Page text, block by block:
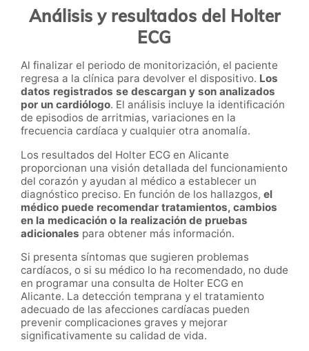
Análisis y resultados del Holter
ECG
Al finalizar el periodo de monitorización, el paciente
regresa a la clínica para devolver el dispositivo. Los
datos registrados se descargan y son analizados
por un cardiólogo. El análisis incluye la identificación
de episodios de arritmias, variaciones en la
frecuencia cardíaca y cualquier otra anomalía.
Los resultados del Holter ECG en Alicante
proporcionan una visión detallada del funcionamiento
del corazón y ayudan al médico a establecer un
diagnóstico preciso. En función de los hallazgos, el
médico puede recomendar tratamientos, cambios
en la medicación o la realización de pruebas
adicionales para obtener más información.
Si presenta síntomas que sugieren problemas
cardíacos, o si su médico lo ha recomendado, no dude
en programar una consulta de Holter ECG en
Alicante. La detección temprana y el tratamiento
adecuado de las afecciones cardíacas pueden
prevenir complicaciones graves y mejorar
significativamente su calidad de vida.